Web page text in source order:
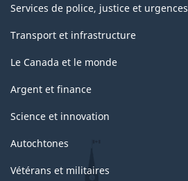
Services de police, justice et urgences
Transport et infrastructure
Le Canada et le monde
Argent et finance
Science et innovation
Autochtones
Vétérans et militaires